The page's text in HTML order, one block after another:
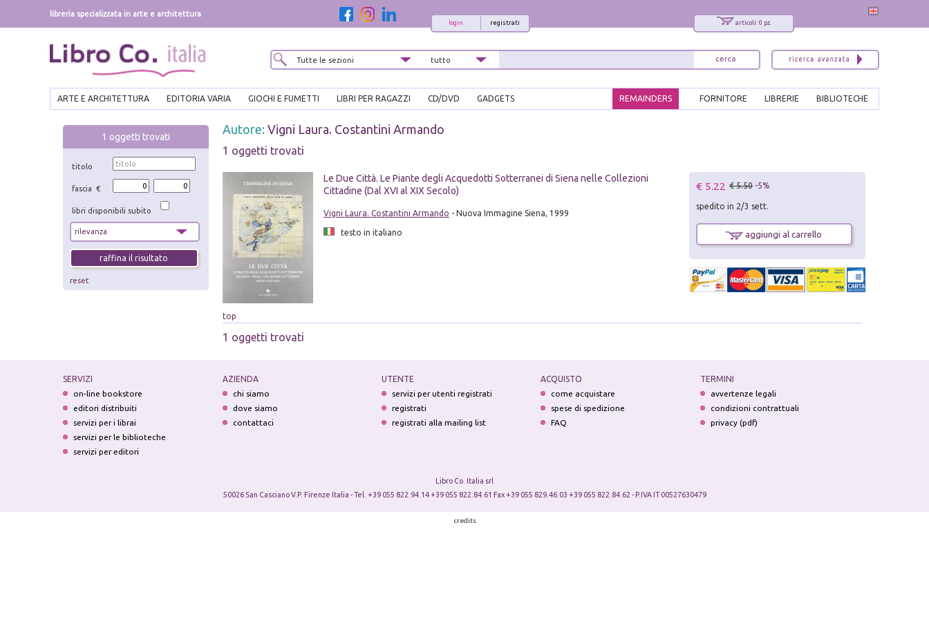
libreria specializzata in arte e architettura
articoli: 0 pz.
registrati
login
ARTE E ARCHITETTURA EDITORIA VARIA GIOCHI E FUMETTI LIBRI PER RAGAZZI CD/DVD GADGETS BIBLIOTECHE
LIBRERIE
FORNITORE
REMAINDERS
1 oggetti trovati
titolo
fascia €
libri disponibili subito
reset
Autore: Vigni Laura. Costantini Armando
1 oggetti trovati
Le Due Città. Le Piante degli Acquedotti Sotterranei di Siena nelle Collezioni
Cittadine (Dal XVI al XIX Secolo)
Vigni Laura. Costantini Armando - Nuova Immagine Siena, 1999
testo in italiano
€ 5.22 € 5.50 -5%
spedito in 2/3 sett.
aggiungi al carrello
top
1 oggetti trovati
SERVIZI
on-line bookstore
editori distribuiti
servizi per i librai
servizi per le biblioteche
servizi per editori
AZIENDA
chi siamo
dove siamo
contattaci
UTENTE
servizi per utenti registrati
registrati
registrati alla mailing list
ACQUISTO
come acquistare
spese di spedizione
FAQ
TERMINI
avvertenze legali
condizioni contrattuali
privacy (pdf)
Libro Co. Italia srl
50026 San Casciano V.P. Firenze Italia - Tel. +39 055 822.94.14 +39 055 822.84.61 Fax +39 055 829.46.03 +39 055 822.84.62 - P.IVA IT 00527630479
credits